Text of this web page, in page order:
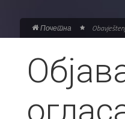
Почетна